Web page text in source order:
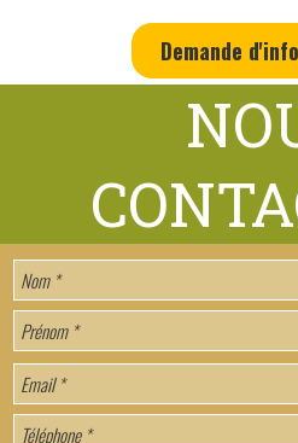
Demande